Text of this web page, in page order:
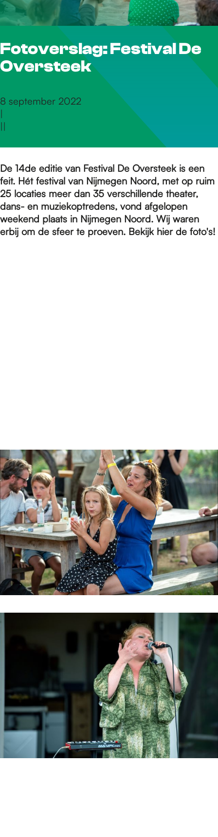
r
d
e
o
m
e
Fotoverslag: Festival De
Oversteek
8 september 2022
|
||
De 14de editie van Festival De Oversteek is een
feit. Hét festival van Nijmegen Noord, met op ruim
25 locaties meer dan 35 verschillende theater,
dans- en muziekoptredens, vond afgelopen
weekend plaats in Nijmegen Noord. Wij waren
erbij om de sfeer te proeven. Bekijk hier de foto's!